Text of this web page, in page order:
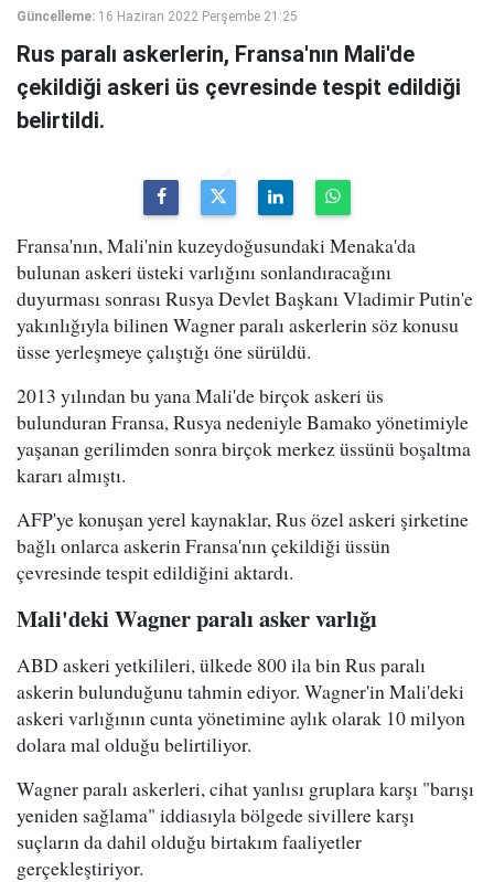
Güncelleme: 16 Haziran 2022 Perşembe 21:25
Rus paralı askerlerin, Fransa'nın Mali'de
çekildiği askeri üs çevresinde tespit edildiği
belirtildi.
Fransa'nın, Mali'nin kuzeydoğusundaki Menaka'da
bulunan askeri üsteki varlığını sonlandıracağını
duyurması sonrası Rusya Devlet Başkanı Vladimir Putin'e
yakınlığıyla bilinen Wagner paralı askerlerin söz konusu
üsse yerleşmeye çalıştığı öne sürüldü.
2013 yılından bu yana Mali'de birçok askeri üs
bulunduran Fransa, Rusya nedeniyle Bamako yönetimiyle
yaşanan gerilimden sonra birçok merkez üssünü boşaltma
kararı almıştı.
AFP'ye konuşan yerel kaynaklar, Rus özel askeri şirketine
bağlı onlarca askerin Fransa'nın çekildiği üssün
çevresinde tespit edildiğini aktardı.
Mali'deki Wagner paralı asker varlığı
ABD askeri yetkilileri, ülkede 800 ila bin Rus paralı
askerin bulunduğunu tahmin ediyor. Wagner'in Mali'deki
askeri varlığının cunta yönetimine aylık olarak 10 milyon
dolara mal olduğu belirtiliyor.
Wagner paralı askerleri, cihat yanlısı gruplara karşı "barışı
yeniden sağlama" iddiasıyla bölgede sivillere karşı
suçların da dahil olduğu birtakım faaliyetler
gerçekleştiriyor.